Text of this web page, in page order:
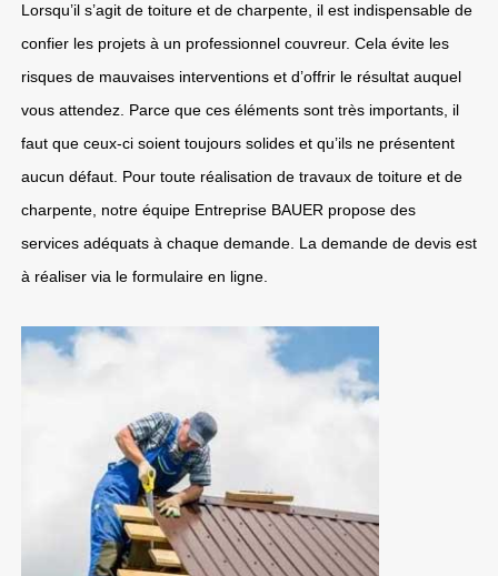
Lorsqu’il s’agit de toiture et de charpente, il est indispensable de
confier les projets à un professionnel couvreur. Cela évite les
risques de mauvaises interventions et d’offrir le résultat auquel
vous attendez. Parce que ces éléments sont très importants, il
faut que ceux-ci soient toujours solides et qu’ils ne présentent
aucun défaut. Pour toute réalisation de travaux de toiture et de
charpente, notre équipe Entreprise BAUER propose des
services adéquats à chaque demande. La demande de devis est
à réaliser via le formulaire en ligne.